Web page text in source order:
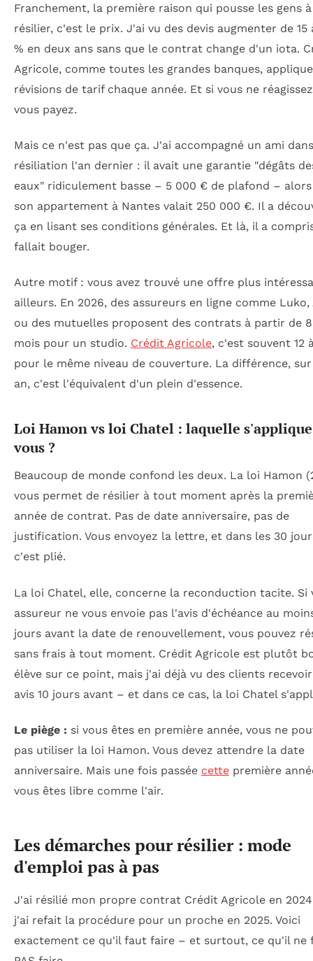
Franchement, la première raison qui pousse les gens à
résilier, c'est le prix. J'ai vu des devis augmenter de 15
% en deux ans sans que le contrat change d'un iota.
Agricole, comme toutes les grandes banques,
révisions de tarif chaque année. Et si vous ne
vous payez.
Mais ce n'est pas que ça. J'ai accompagné un ami
résiliation l'an dernier : il avait une garantie "dégâts
eaux" ridiculement basse – 5 000 € de plafond –
son appartement à Nantes valait 250 000 €. Il a
ça en lisant ses conditions générales. Et là, il a
fallait bouger.
Autre motif : vous avez trouvé une offre plus
ailleurs. En 2026, des assureurs en ligne comme Luko,
ou des mutuelles proposent des contrats à partir de
mois pour un studio. Crédit Agricole, c'est souvent 12
pour le même niveau de couverture. La différence,
an, c'est l'équivalent d'un plein d'essence.
Loi Hamon vs loi Chatel : laquelle
vous ?
Beaucoup de monde confond les deux. La loi Hamon
vous permet de résilier à tout moment après la
année de contrat. Pas de date anniversaire, pas de
justification. Vous envoyez la lettre, et dans les 30
c'est plié.
La loi Chatel, elle, concerne la reconduction tacite. Si
assureur ne vous envoie pas l'avis d'échéance au
jours avant la date de renouvellement, vous pouvez
sans frais à tout moment. Crédit Agricole est plutôt
élève sur ce point, mais j'ai déjà vu des clients
avis 10 jours avant – et dans ce cas, la loi Chatel
Le piège : si vous êtes en première année, vous ne
pas utiliser la loi Hamon. Vous devez attendre la date
anniversaire. Mais une fois passée cette première
vous êtes libre comme l'air.
Les démarches pour résilier : mode
d'emploi pas à pas
J'ai résilié mon propre contrat Crédit Agricole en
j'ai refait la procédure pour un proche en 2025. Voici
exactement ce qu'il faut faire – et surtout, ce qu'il ne